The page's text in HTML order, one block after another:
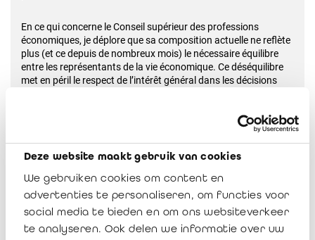
Deze website maakt gebruik van cookies
We gebruiken cookies om content en
advertenties te personaliseren, om functies voor
social media te bieden en om ons websiteverkeer
te analyseren. Ook delen we informatie over uw
En ce qui concerne le Conseil supérieur des professions
économiques, je déplore que sa composition actuelle ne reflète
plus (et ce depuis de nombreux mois) le nécessaire équilibre
entre les représentants de la vie économique. Ce déséquilibre
met en péril le respect de l’intérêt général dans les décisions
Ensuite je souhaiterais rappeler l’insécurité juridique des
pour lesquelles le cadre normatif n’est pas finalisé ou actualisé
Il serait donc utile de revoir ce processus normatif afin d’en
améliorer l’efficacité et s’assurer que celui-ci reste bien au
service de l’intérêt général.